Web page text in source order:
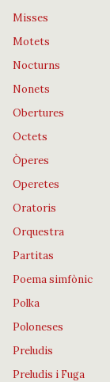
Misses
Motets
Nocturns
Nonets
Obertures
Octets
Òperes
Operetes
Oratoris
Orquestra
Partitas
Poema simfònic
Polka
Poloneses
Preludis
Preludis i Fuga